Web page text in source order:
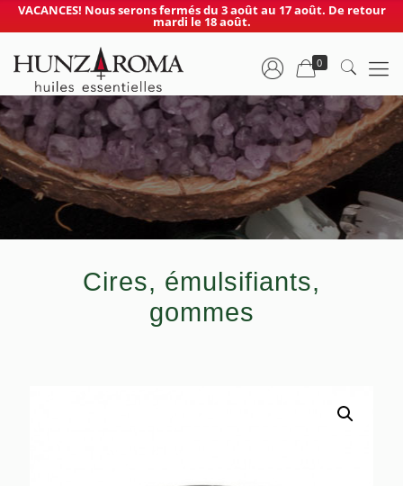
VACANCES! Nous serons fermés du 3 août au 17 août. De retour
mardi le 18 août.
0
Cires, émulsifiants,
gommes